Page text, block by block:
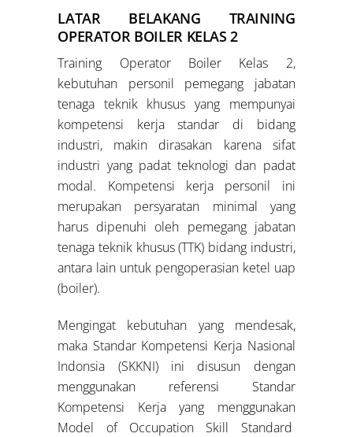
LATAR BELAKANG TRAINING
OPERATOR BOILER KELAS 2
Training Operator Boiler Kelas 2,
kebutuhan personil pemegang jabatan
tenaga teknik khusus yang mempunyai
kompetensi kerja standar di bidang
industri, makin dirasakan karena sifat
industri yang padat teknologi dan padat
modal. Kompetensi kerja personil ini
merupakan persyaratan minimal yang
harus dipenuhi oleh pemegang jabatan
tenaga teknik khusus (TTK) bidang industri,
antara lain untuk pengoperasian ketel uap
(boiler).
Mengingat kebutuhan yang mendesak,
maka Standar Kompetensi Kerja Nasional
Indonsia (SKKNI) ini disusun dengan
menggunakan referensi Standar
Kompetensi Kerja yang menggunakan
Model of Occupation Skill Standard